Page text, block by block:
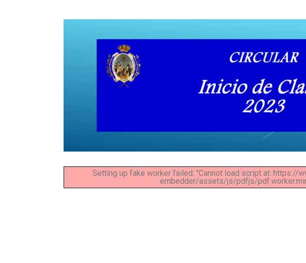
Setting up fake worker failed: "Cannot load script at:
embedder/assets/js/pdfjs/